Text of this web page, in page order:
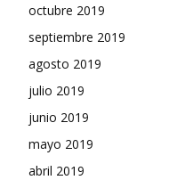
octubre 2019
septiembre 2019
agosto 2019
julio 2019
junio 2019
mayo 2019
abril 2019